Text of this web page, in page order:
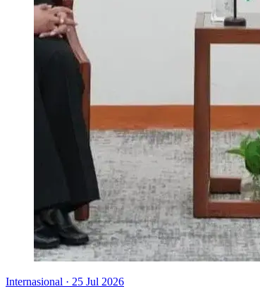
Internasional · 25 Jul 2026